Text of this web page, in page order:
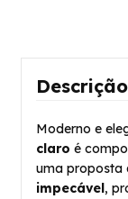
Descrição
Moderno e
claro é
uma proposta
impecável,